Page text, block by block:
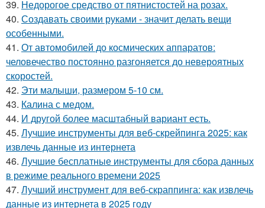
39. Недорогое средство от пятнистостей на розах.
40. Создавать своими руками - значит делать вещи
особенными.
41. От автомобилей до космических аппаратов:
человечество постоянно разгоняется до невероятных
скоростей.
42. Эти малыши, размером 5-10 см.
43. Калина с медом.
44. И другой более масштабный вариант есть.
45. Лучшие инструменты для веб-скрейпинга 2025: как
извлечь данные из интернета
46. Лучшие бесплатные инструменты для сбора данных
в режиме реального времени 2025
47. Лучший инструмент для веб-скраппинга: как извлечь
данные из интернета в 2025 году